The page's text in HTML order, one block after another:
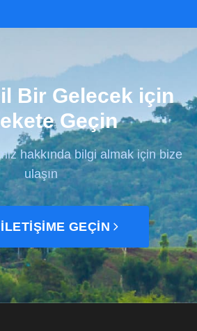
Bir Gelecek için
Geçin
hakkında bilgi almak için bize
ulaşın
GEÇIN